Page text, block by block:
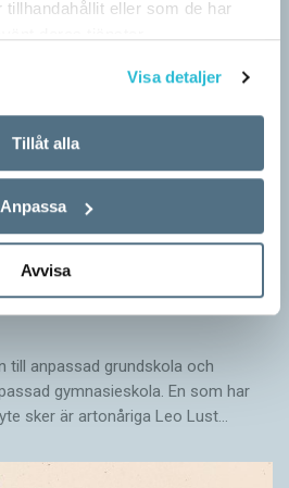
eller som de har
Visa detaljer
Tillåt alla
Anpassa
Avvisa
till anpassad grundskola och
gymnasieskola. En som har
sker är artonåriga Leo Lust…